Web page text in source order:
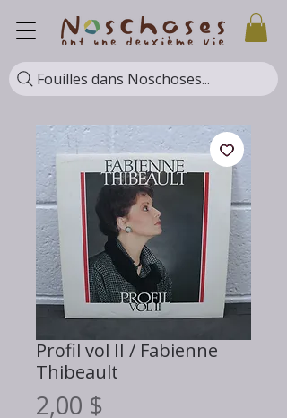
Fouilles dans Noschoses...
Profil vol II / Fabienne
Thibeault
2,00 $